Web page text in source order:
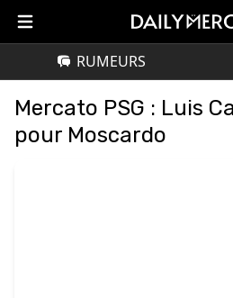
RUMEURS
Mercato PSG : Luis
pour Moscardo